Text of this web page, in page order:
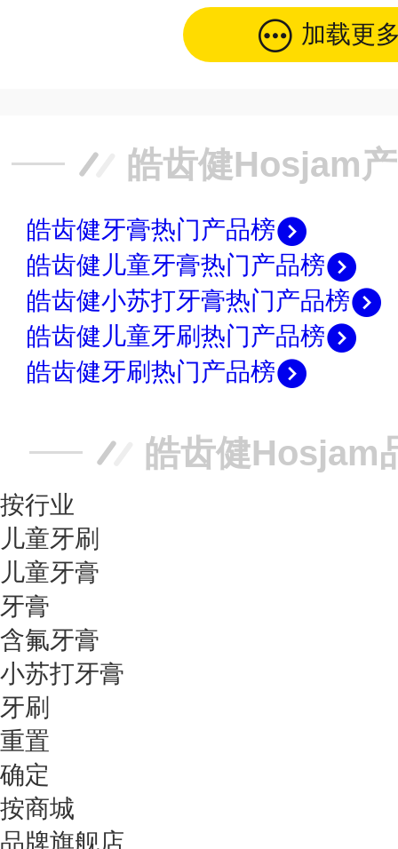
加载更
皓齿健Hosjam
皓齿健牙膏热门产品榜
皓齿健儿童牙膏热门产品榜
皓齿健小苏打牙膏热门产品榜
皓齿健儿童牙刷热门产品榜
皓齿健牙刷热门产品榜
皓齿健Hosjam
按行业
儿童牙刷
儿童牙膏
牙膏
含氟牙膏
小苏打牙膏
牙刷
重置
确定
按商城
品牌旗舰店